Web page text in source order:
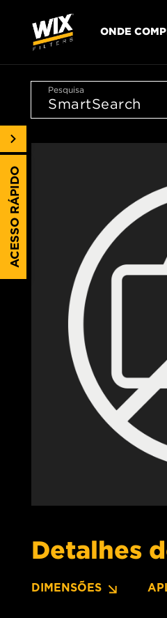
ONDE
Pesquisa
Detalhes
DIMENSÕES
ACESSO RÁPIDO